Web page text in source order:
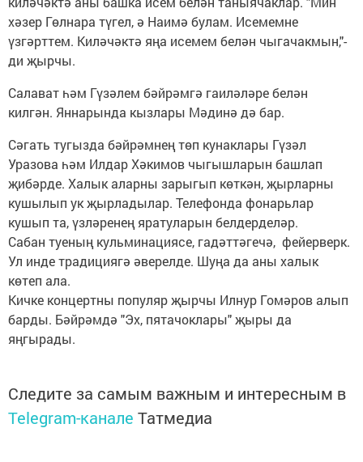
хәзер Гөлнара түгел, ә Наимә булам. Исемемне
үзгәрттем. Киләчәктә яңа исемем белән чыгачакмын,"-
ди җырчы.
Салават һәм Гүзәлем бәйрәмгә гаиләләре белән
килгән. Яннарында кызлары Мәдинә дә бар.
Сәгать тугызда бәйрәмнең төп кунаклары Гүзәл
Уразова һәм Илдар Хәкимов чыгышларын башлап
җибәрде. Халык аларны зарыгып көткән, җырларны
кушылып ук җырладылар. Телефонда фонарьлар
кушып та, үзләренең яратуларын белдерделәр.
Сабан туеның кульминациясе, гадәттәгечә, фейерверк.
Ул инде традициягә әверелде. Шуңа да аны халык
көтеп ала.
Кичке концертны популяр җырчы Илнур Гомәров алып
барды. Бәйрәмдә "Эх, пятачоклары" җыры да
яңгырады.
Следите за самым важным и интересным в
Telegram-канале Татмедиа